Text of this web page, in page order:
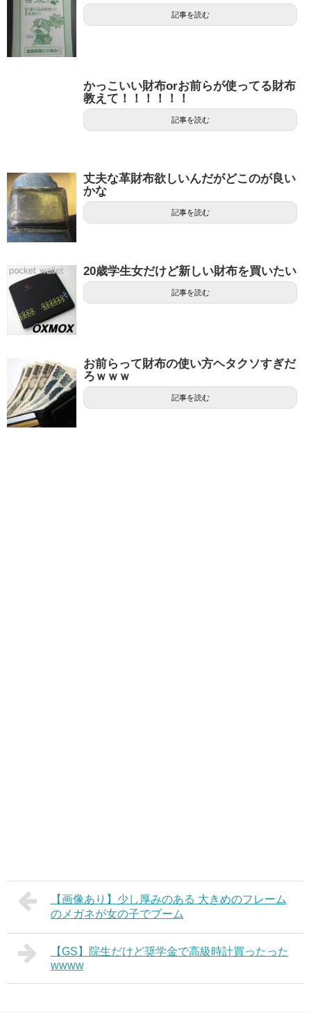
記事を読む
かっこいい財布orお前らが使ってる財布
教えて！！！！！！
記事を読む
丈夫な革財布欲しいんだがどこのが良い
かな
記事を読む
20歳学生女だけど新しい財布を買いたい
記事を読む
お前らって財布の使い方ヘタクソすぎだ
ろｗｗｗ
記事を読む
【画像あり】少し厚みのある 大きめのフレーム
のメガネが女の子でブーム
【GS】院生だけど奨学金で高級時計買ったった
wwww